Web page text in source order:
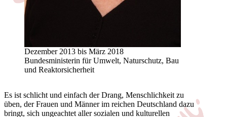
Dezember 2013 bis März 2018
Bundesministerin für Umwelt, Naturschutz, Bau
und Reaktorsicherheit
Es ist schlicht und einfach der Drang, Menschlichkeit zu
üben, der Frauen und Männer im reichen Deutschland dazu
bringt, sich ungeachtet aller sozialen und kulturellen